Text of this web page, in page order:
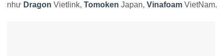
như Dragon Vietlink, Tomoken Japan, Vinafoam VietNam.